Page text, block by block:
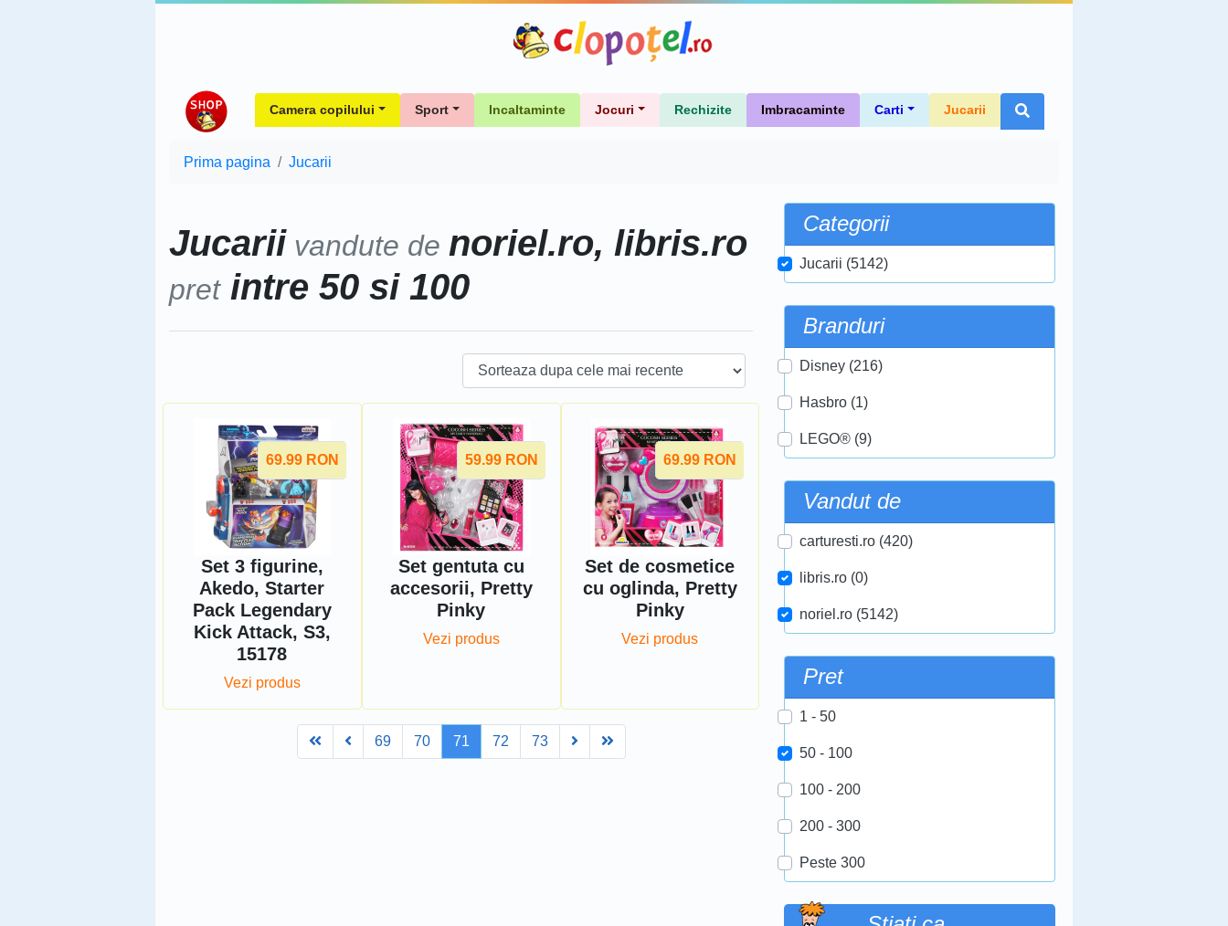
Camera copilului Sport Incaltaminte Jocuri Rechizite Imbracaminte Carti Jucarii
Prima pagina Jucarii
Jucarii vandute de noriel.ro, libris.ro
pretintre 50 si 100
69.99 RON
Set 3 figurine,
Akedo, Starter
Pack Legendary
Kick Attack, S3,
15178
Vezi produs
59.99 RON
Set gentuta cu
accesorii, Pretty
Pinky
Vezi produs
69.99 RON
Set de cosmetice
cu oglinda, Pretty
Pinky
Vezi produs
FirstPrev69 70 71 72 73 Next Last
Categorii
Jucarii (5142)
Branduri
Disney (216)
Hasbro (1)
LEGO® (9)
Vandut de
carturesti.ro (420)
libris.ro (0)
noriel.ro (5142)
Pret
1 - 50
50 - 100
100 - 200
200 - 300
Peste 300